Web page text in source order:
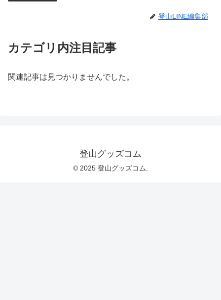
登山LINE編集部
カテゴリ内注目記事
関連記事は見つかりませんでした。
登山グッズコム
© 2025 登山グッズコム.